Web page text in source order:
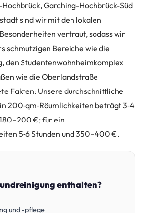
Garching-Hochbrück-Süd
sind wir mit den lokalen
vertraut, sodass wir
schmutzigen Bereiche wie die
den Studentenwohnheimkomplex
wie die Oberlandstraße
Fakten: Unsere durchschnittliche
200‑qm‑Räumlichkeiten beträgt 3‑4
€; für ein
5‑6 Stunden und 350–400 €.
enthalten?
und -pflege